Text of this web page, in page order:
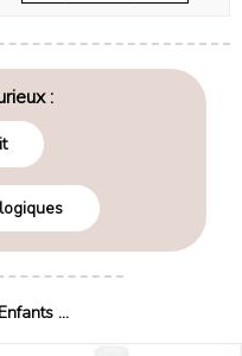
:
...